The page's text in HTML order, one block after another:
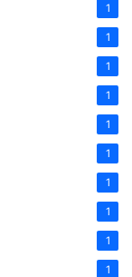
1
1
1
1
1
1
1
1
1
1